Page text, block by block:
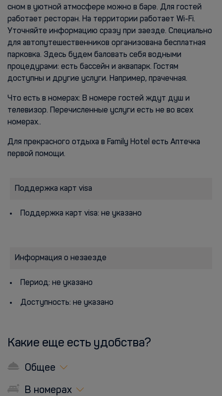
сном в уютной атмосфере можно в баре. Для гостей
работает ресторан. На территории работает Wi-Fi.
Уточняйте информацию сразу при заезде. Специально
для автопутешественников организована бесплатная
парковка. Здесь будем баловать себя водными
процедурами: есть бассейн и аквапарк. Гостям
доступны и другие услуги. Например, прачечная.
Что есть в номерах: В номере гостей ждут душ и
телевизор. Перечисленные услуги есть не во всех
номерах..
Для прекрасного отдыха в Family Hotel есть Аптечка
первой помощи.
Поддержка карт visa
Поддержка карт visa: не указано
Информация о незаезде
Период: не указано
Доступность: не указано
Какие еще есть удобства?
Общее
В номерах